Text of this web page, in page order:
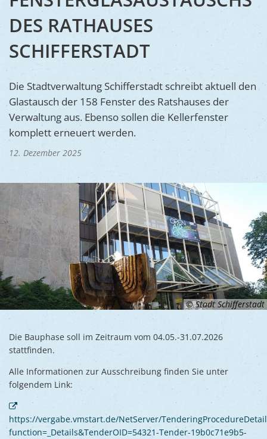
Ukraine
DES RATHAUSES
SCHIFFERSTADT
Die Stadtverwaltung Schifferstadt schreibt aktuell den
Glastausch der 158 Fenster des Ratshauses der
Verwaltung aus. Ebenso sollen die Kellerfenster
komplett erneuert werden.
12. Dezember 2025
© Stadt Schifferstadt
Die Bauphase soll im Zeitraum vom 04.05.-31.07.2026
stattfinden.
Alle Informationen zur Ausschreibung finden Sie unter
folgendem Link:
https://vergabe.vmstart.de/NetServer/
function=_Details&TenderOID=54321-Tender-19b0c71e9b5-